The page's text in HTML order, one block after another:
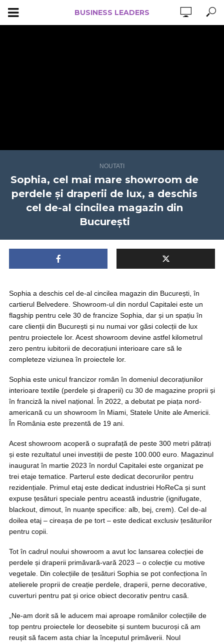
BUSINESS LEADERS
NOUTATI
Sophia, cel mai mare showroom de
perdele și draperii de lux, a deschis
cel de-al cincilea magazin din
București
Sophia a deschis cel de-al cincilea magazin din București, în
cartierul Belvedere. Showroom-ul din nordul Capitalei este un
flagship pentru cele 30 de francize Sophia, dar și un spațiu în
care clienții din București și nu numai vor găsi colecții de lux
pentru proiectele lor. Acest showroom devine astfel kilometrul
zero pentru iubitorii de decorațiuni interioare care să le
completeze viziunea în proiectele lor.
Sophia este unicul francizor român în domeniul decorațiunilor
interioare textile (perdele și draperii) cu 30 de magazine proprii și
în franciză la nivel național. În 2022, a debutat pe piața nord-
americană cu un showroom în Miami, Statele Unite ale Americii.
În România este prezentă de 19 ani.
Acest showroom acoperă o suprafață de peste 300 metri pătrați
și este rezultatul unei investiții de peste 100.000 euro. Magazinul
inaugurat în martie 2023 în nordul Capitalei este organizat pe
trei etaje tematice. Parterul este dedicat decorurilor pentru
rezidențiale. Primul etaj este dedicat industriei HoReCa și sunt
expuse țesături speciale pentru această industrie (ignifugate,
blackout, dimout, în nuanțe specifice: alb, bej, crem). Cel de-al
doilea etaj – cireașa de pe tort – este dedicat exclusiv țesăturilor
pentru copii.
Tot în cadrul noului showroom a avut loc lansarea colecției de
perdele și draperii primăvară-vară 2023 – o colecție cu motive
vegetale. Din colecțiile de țesături Sophia se pot confecționa în
atelierele proprii de creație perdele, draperii, perne decorative,
cuverturi pentru pat și orice obiect decorativ pentru casă.
„Ne-am dorit să le aducem mai aproape românilor colecțiile de
top pentru proiectele lor deosebite și suntem bucuroși că am
reușit să facem asta chiar la începutul primăverii. Noul